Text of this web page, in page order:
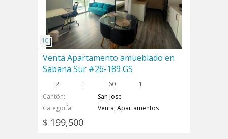
Venta Apartamento amueblado en
Sabana Sur #26-189 GS
2 1 60 1
Cantón
San José
Categoría
Venta, Apartamentos
$ 199,500